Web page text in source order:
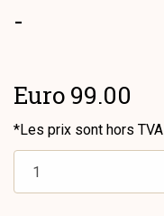
-
Euro 99.00
*Les prix sont hors TVA